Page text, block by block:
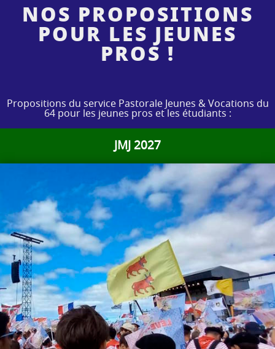
NOS PROPOSITIONS
POUR LES JEUNES
PROS !
Propositions du service Pastorale Jeunes & Vocations du
64 pour les jeunes pros et les étudiants :
JMJ 2027